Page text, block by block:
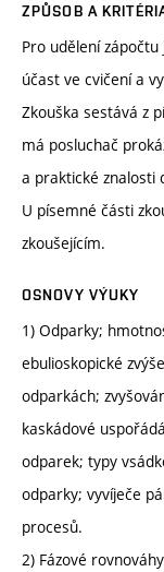
ZPŮSOB A
Pro udělení
účast ve cvičení a
Zkouška sestává z
má posluchač
a praktické znalosti
U písemné části
zkoušejícím.
OSNOVY VÝUKY
1) Odparky;
ebulioskopické
odparkách;
kaskádové
odparek; typy
odparky; vyvíječe
procesů.
2) Fázové